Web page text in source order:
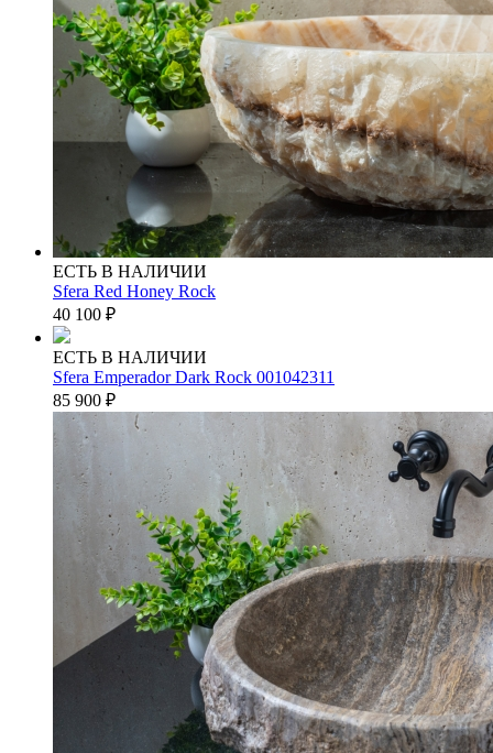
ЕСТЬ В НАЛИЧИИ
Sfera Red Honey Rock
40 100 ₽
ЕСТЬ В НАЛИЧИИ
Sfera Emperador Dark Rock 001042311
85 900 ₽